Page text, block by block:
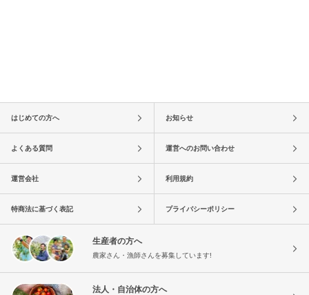
はじめての方へ お知らせ
よくある質問 運営へのお問い合わせ
運営会社 利用規約
特商法に基づく表記 プライバシーポリシー
生産者の方へ
農家さん・漁師さんを募集しています!
法人・自治体の方へ